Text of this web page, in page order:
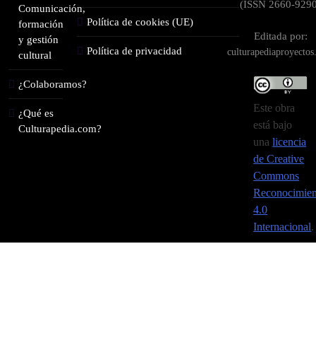
Comunicación,
formación
y gestión
cultural
¿Colaboramos?
¿Qué es
Culturapedia.com?
Política de cookies (UE)
Política de privacidad
(ISSN 2660-
Editada por:
Este obra
está bajo
unalicencia
de Creative
Commons
4.0
Internacional.